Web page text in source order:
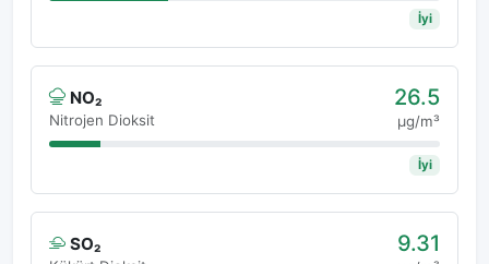
İyi
NO₂
Nitrojen Dioksit
26.5
μg/m³
İyi
SO₂ 9.31